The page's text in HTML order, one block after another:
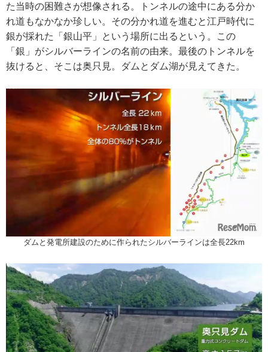
た当時の困難さが想像される。トンネルの途中にある分か
れ道もなかなか珍しい。その分かれ道を進むと江戸時代に
銀が採れた「銀山平」という場所に出るという。この
「銀」がシルバーラインの名前の由来。最後のトンネルを
抜けると、そこは奥只見。ダムとダム湖が見えてきた。
ダムと発電所建設のために作られたシルバーラインは全長22km